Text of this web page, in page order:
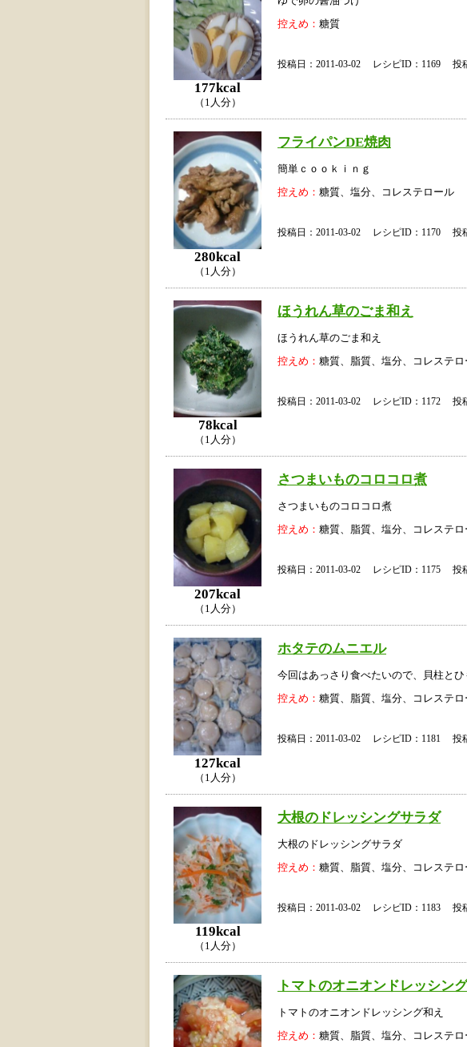
177kcal
（1人分）
控えめ： 糖質
投稿日：2011-03-02 レシピID：1169 投
280kcal
（1人分）
フライパンDE焼肉
簡単ｃｏｏｋｉｎｇ
控えめ： 糖質、塩分、コレステロール
投稿日：2011-03-02 レシピID：1170 投
78kcal
（1人分）
ほうれん草のごま和え
ほうれん草のごま和え
控えめ： 糖質、脂質、塩分、コレステロ
投稿日：2011-03-02 レシピID：1172 投
207kcal
（1人分）
さつまいものコロコロ煮
さつまいものコロコロ煮
控えめ： 糖質、脂質、塩分、コレステロ
投稿日：2011-03-02 レシピID：1175 投
127kcal
（1人分）
ホタテのムニエル
今回はあっさり食べたいので、貝柱とひ
控えめ： 糖質、脂質、塩分、コレステロ
投稿日：2011-03-02 レシピID：1181 投
119kcal
（1人分）
大根のドレッシングサラダ
大根のドレッシングサラダ
控えめ： 糖質、脂質、塩分、コレステロ
投稿日：2011-03-02 レシピID：1183 投
トマトのオニオンドレッシン
トマトのオニオンドレッシング和え
控えめ： 糖質、脂質、塩分、コレステロ